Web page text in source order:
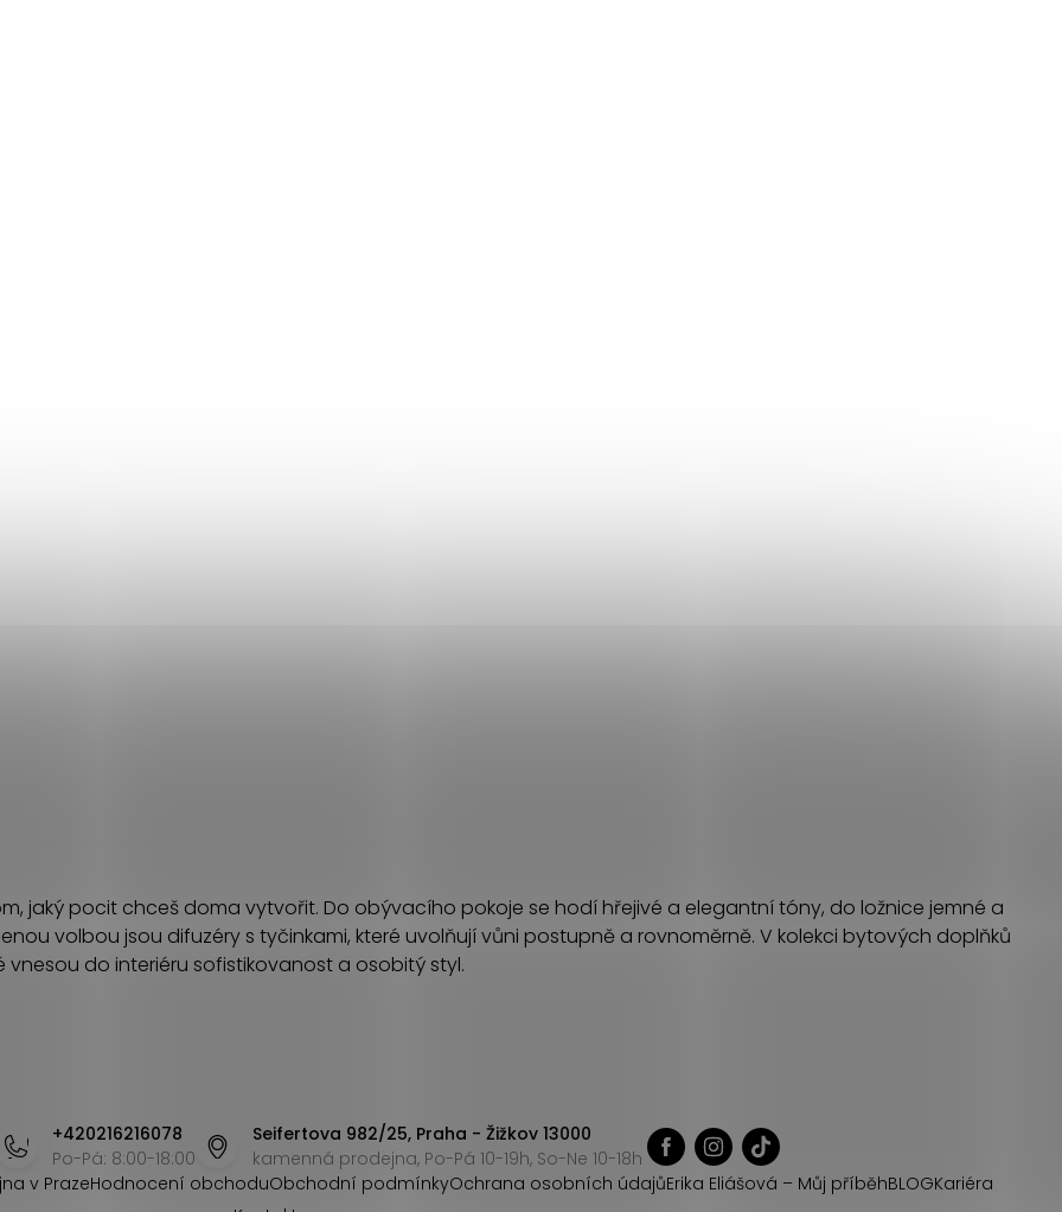
jaký pocit chceš doma vytvořit. Do obývacího pokoje se hodí hřejivé a elegantní tóny, do ložnice jemné a
volbou jsou difuzéry s tyčinkami, které uvolňují vůni postupně a rovnoměrně. V kolekci bytových doplňků
vnesou do interiéru sofistikovanost a osobitý styl.
+420216216078
Po-Pá: 8:00-18:00
Seifertova 982/25, Praha - Žižkov 13000
kamenná prodejna, Po-Pá 10-19h, So-Ne 10-18h
v PrazeHodnocení obchoduObchodní podmínkyOchrana osobních údajůErika Eliášová – Můj příběhBLOGKariéra